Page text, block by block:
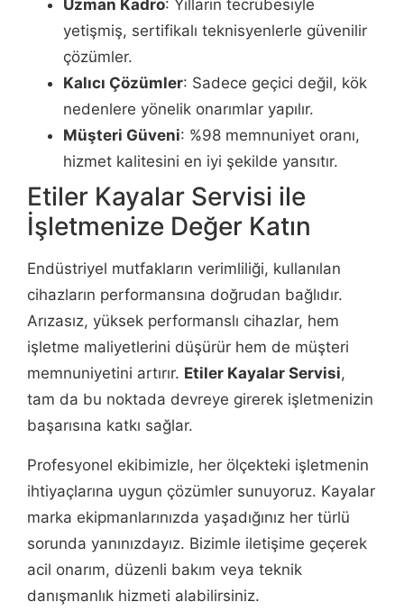
Uzman Kadro: Yılların tecrübesiyle
yetişmiş, sertifikalı teknisyenlerle güvenilir
çözümler.
Kalıcı Çözümler: Sadece geçici değil, kök
nedenlere yönelik onarımlar yapılır.
Müşteri Güveni: %98 memnuniyet oranı,
hizmet kalitesini en iyi şekilde yansıtır.
Etiler Kayalar Servisi ile
İşletmenize Değer Katın
Endüstriyel mutfakların verimliliği, kullanılan
cihazların performansına doğrudan bağlıdır.
Arızasız, yüksek performanslı cihazlar, hem
işletme maliyetlerini düşürür hem de müşteri
memnuniyetini artırır. Etiler Kayalar Servisi,
tam da bu noktada devreye girerek işletmenizin
başarısına katkı sağlar.
Profesyonel ekibimizle, her ölçekteki işletmenin
ihtiyaçlarına uygun çözümler sunuyoruz. Kayalar
marka ekipmanlarınızda yaşadığınız her türlü
sorunda yanınızdayız. Bizimle iletişime geçerek
acil onarım, düzenli bakım veya teknik
danışmanlık hizmeti alabilirsiniz.